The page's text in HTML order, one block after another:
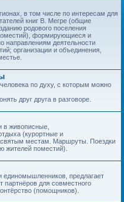
в том числе по интересам для
книг В. Мегре (общие
родового поселения
формирующиеся и
направлениям деятельности
организации и объединения,
по духу, с которым можно
друг друга в разговоре.
в живописные,
(курортные и
святым местам. Маршруты. Поездки
жителей поместий).
единомышленников, предлагает
для совместного
(помощников).